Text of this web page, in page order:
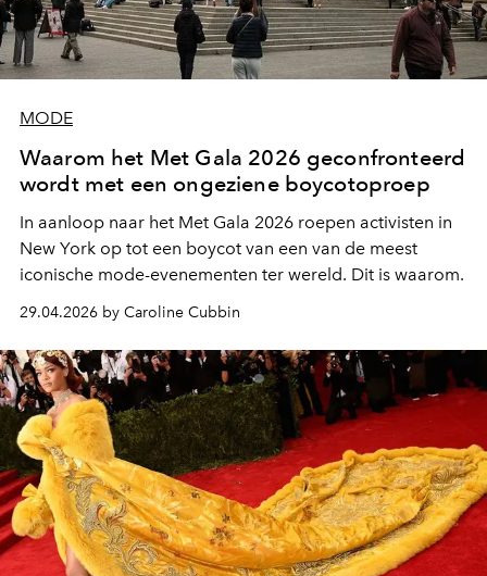
MODE
Waarom het Met Gala 2026 geconfronteerd
wordt met een ongeziene boycotoproep
In aanloop naar het Met Gala 2026 roepen activisten in
New York op tot een boycot van een van de meest
iconische mode-evenementen ter wereld. Dit is waarom.
29.04.2026 by Caroline Cubbin